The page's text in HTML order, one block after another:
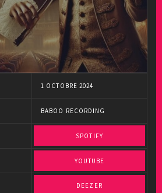
1 OCTOBRE 2024
BABOO RECORDING
SPOTIFY
YOUTUBE
DEEZER